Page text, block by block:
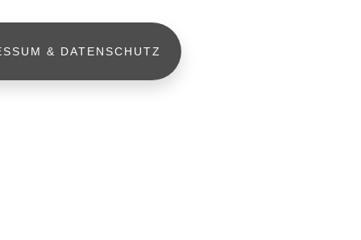
& DATENSCHUTZ